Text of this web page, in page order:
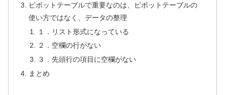
ピボットテーブルで重要なのは、ピボットテーブルの
使い方ではなく、データの整理
１．リスト形式になっている
２．空欄の行がない
３．先頭行の項目に空欄がない
まとめ